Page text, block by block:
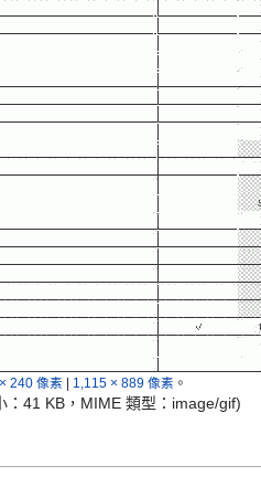
240 像素 1,115 × 889 像素 。
41 KB，MIME 類型： image/gif)